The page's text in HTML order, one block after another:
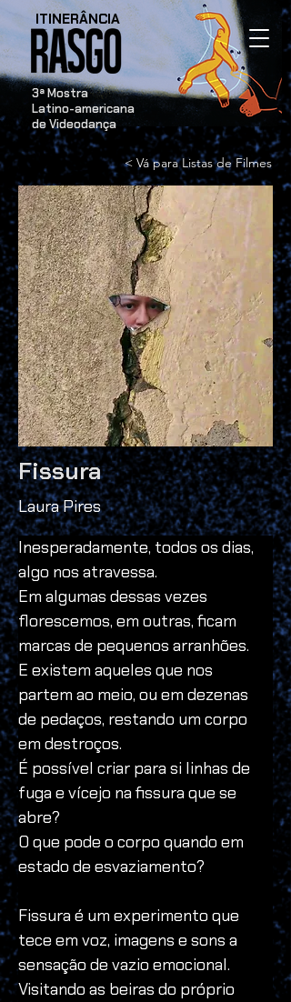
ITINERÂNCIA
​3ª Mostra
Latino-americana
de Videodança
< Vá para Listas de Filmes
Fissura
Laura Pires
Inesperadamente, todos os dias,
algo nos atravessa.
Em algumas dessas vezes
florescemos, em outras, ficam
marcas de pequenos arranhões.
E existem aqueles que nos
partem ao meio, ou em dezenas
de pedaços, restando um corpo
em destroços.
É possível criar para si linhas de
fuga e vícejo na fissura que se
abre?
O que pode o corpo quando em
estado de esvaziamento?
Fissura é um experimento que
tece em voz, imagens e sons a
sensação de vazio emocional.
Visitando as beiras do próprio